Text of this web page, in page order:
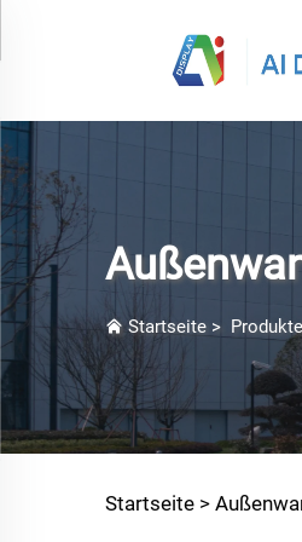
Startseite > Produkte
Startseite >